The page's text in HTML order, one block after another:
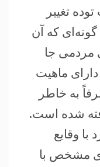
تغییر
که آن
مردمی جا
ماهیت
به خاطر
شده است.
وقایع
مشخص با